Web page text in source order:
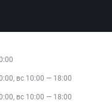
вс 10:00 — 18:00
вс 10:00 — 18:00